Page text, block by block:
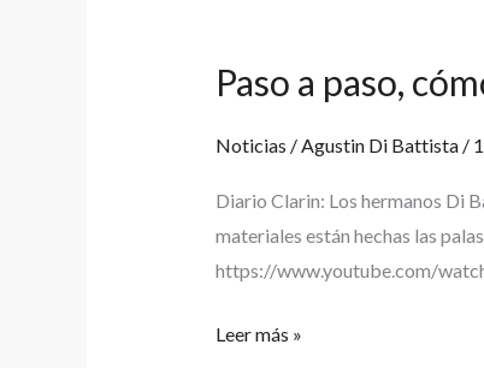
Paso a paso,
Noticias /Agustin Di Battista /
Diario Clarin: Los hermanos Di
materiales están hechas las
https://www.youtube.com/
Paso
paso,
se
construye
una
Leer más »